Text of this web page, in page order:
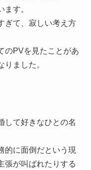
す。
ぎて、寂しい考え方
のPVを見たことがあ
ました。
して好きなひとの名
的に面倒だという現
張が叫ばれたりする